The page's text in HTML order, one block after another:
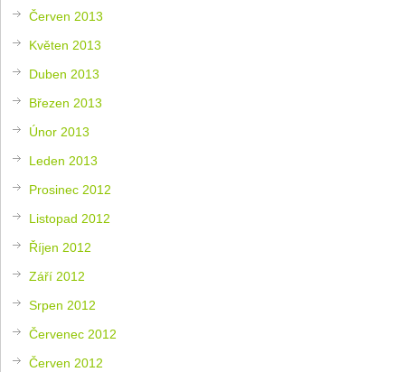
Červen 2013
Květen 2013
Duben 2013
Březen 2013
Únor 2013
Leden 2013
Prosinec 2012
Listopad 2012
Říjen 2012
Září 2012
Srpen 2012
Červenec 2012
Červen 2012